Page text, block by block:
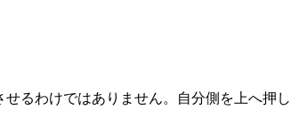
るわけではありません。自分側を上へ押